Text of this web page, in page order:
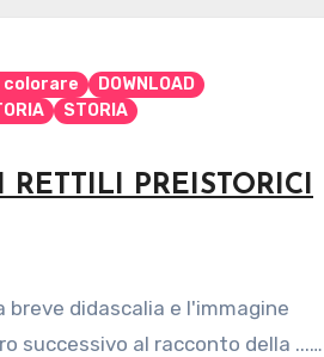
colorare
DOWNLOAD
STORIA
PREISTORICI
breve didascalia e l'immagine
successivo al racconto della ...…